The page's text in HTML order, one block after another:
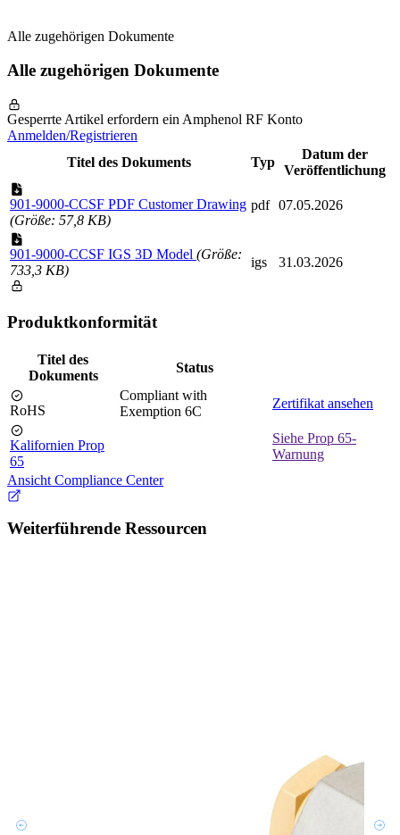
Alle zugehörigen Dokumente
Alle zugehörigen Dokumente
Gesperrte Artikel erfordern ein Amphenol RF Konto
Anmelden/Registrieren
Titel des Dokuments
Typ
Datum der
Veröffentlichung
901-9000-CCSF PDF Customer Drawing
(Größe: 57,8 KB)
pdf 07.05.2026
901-9000-CCSF IGS 3D Model (Größe:
733,3 KB)
igs 31.03.2026
Produktkonformität
Titel des
Dokuments
Status
RoHS
Compliant with
Exemption 6C
Zertifikat ansehen
Kalifornien Prop
65
Siehe Prop 65-
Warnung
Ansicht Compliance Center
Weiterführende Ressourcen